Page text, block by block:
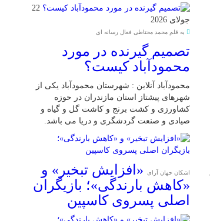
22
جولای 2026
به قلم محمد محتاطی فعال رسانه ای
تصمیم گیرنده در مورد
محمودآباد کیست؟
محمودآباد آنلاین : شهرستان محمودآباد یکی از
شهرهای پیشتاز استان مازندران در حوزه
کشاورزی و کشت برنج و کاشت گل و گیاه و
صیادی و صنعت گردشگری و دریا می باشد.
اشکان جهان آرای
«افزایش تبخیر» و
«کاهش بارندگی»؛ بازیگران
اصلی پسروی کاسپین